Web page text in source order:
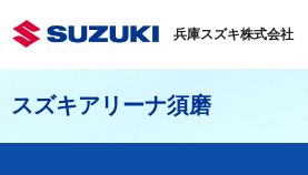
兵庫スズキ株式会社
スズキアリーナ須磨